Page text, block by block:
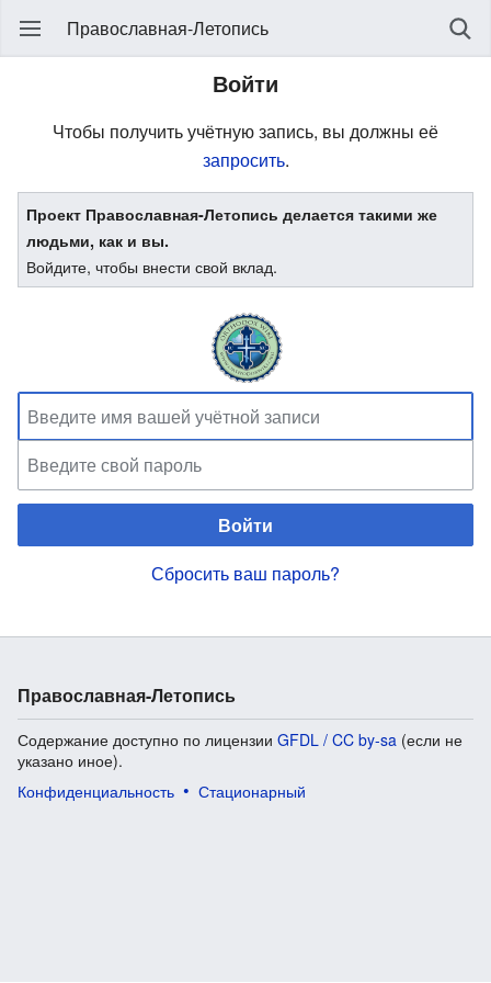
Православная-Летопись
Войти
Чтобы получить учётную запись, вы должны её
запросить.
Проект Православная-Летопись делается такими же
людьми, как и вы.
Войдите, чтобы внести свой вклад.
Войти
Сбросить ваш пароль?
Православная-Летопись
Содержание доступно по лицензии GFDL / CC by-sa (если не
указано иное).
Конфиденциальность
Стационарный